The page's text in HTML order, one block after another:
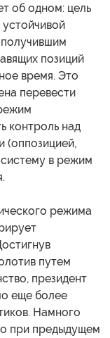
об одном: цель
устойчивой
позиций
время. Это
перевести
контроль над
(оппозицией,
в режим
режима
путем
президент
еще более
Намного
при предыдущем